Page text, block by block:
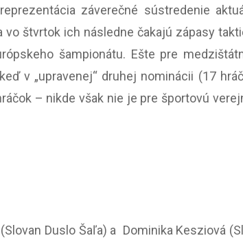
záverečné sústredenie
vo štvrtok ich následne čakajú zápasy
šampionátu. Ešte pre
v „upravenej“ druhej nominácii (17
– nikde však nie je pre športovú
Duslo Šaľa) a Dominika Kesziová